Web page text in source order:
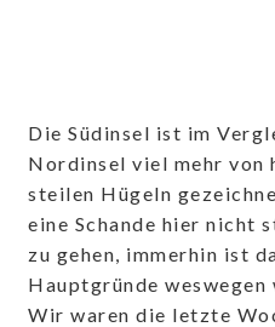
Die Südinsel ist im
Nordinsel viel mehr von
steilen Hügeln
eine Schande hier nicht
zu gehen, immerhin ist
Hauptgründe weswegen
Wir waren die letzte